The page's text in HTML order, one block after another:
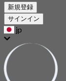
新規登録
サインイン
jp